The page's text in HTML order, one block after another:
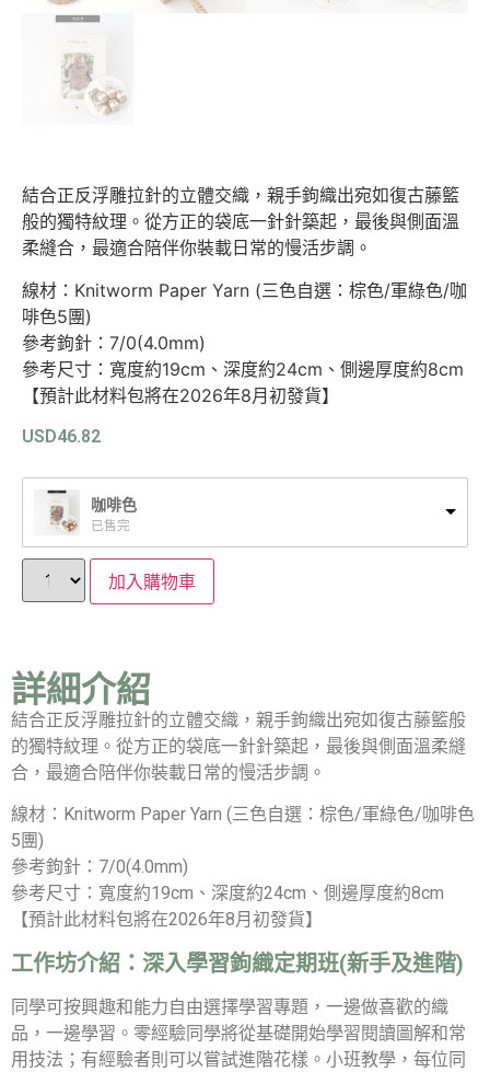
結合正反浮雕拉針的立體交織，親手鉤織出宛如復古藤籃
般的獨特紋理。從方正的袋底一針針築起，最後與側面溫
柔縫合，最適合陪伴你裝載日常的慢活步調。
線材：Knitworm Paper Yarn (三色自選：棕色/軍綠色/咖
啡色5團)
參考鉤針：7/0(4.0mm)
參考尺寸：寬度約19cm、深度約24cm、側邊厚度約8cm
【預計此材料包將在2026年8月初發貨】
USD46.82
咖啡色
已售完
加入購物車
詳細介紹
結合正反浮雕拉針的立體交織，親手鉤織出宛如復古藤籃般
的獨特紋理。從方正的袋底一針針築起，最後與側面溫柔縫
合，最適合陪伴你裝載日常的慢活步調。
線材：Knitworm Paper Yarn (三色自選：棕色/軍綠色/咖啡色
5團)
參考鉤針：7/0(4.0mm)
參考尺寸：寬度約19cm、深度約24cm、側邊厚度約8cm
【預計此材料包將在2026年8月初發貨】
工作坊介紹： 深入學習鉤織定期班(新手及進階)
同學可按興趣和能力自由選擇學習專題，一邊做喜歡的織
品，一邊學習。零經驗同學將從基礎開始學習閱讀圖解和常
用技法；有經驗者則可以嘗試進階花樣。小班教學，每位同